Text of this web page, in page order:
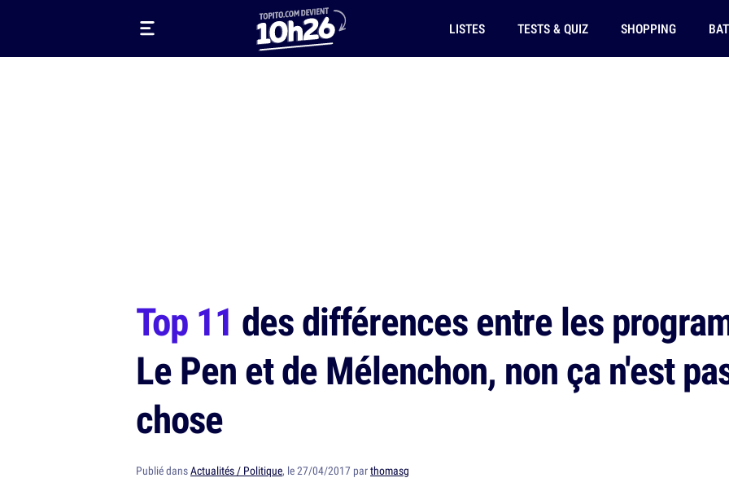
LISTES TESTS & QUIZ SHOPPING
Top 11 des différences entre les
Le Pen et de Mélenchon, non ça n'est
chose
Publié dansActualités / Politique, le 27/04/2017 parthomasg